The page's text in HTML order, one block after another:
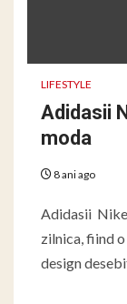
LIFESTYLE
Adidasii
moda
8 ani ago
Adidasii
zilnica, fiind
design